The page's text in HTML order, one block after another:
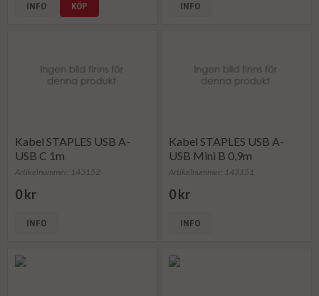
INFO KÖP INFO
Kabel STAPLES USB A-
USB C 1m
Artikelnummer: 143152
0 kr
INFO
Kabel STAPLES USB A-
USB Mini B 0,9m
Artikelnummer: 143151
0 kr
INFO